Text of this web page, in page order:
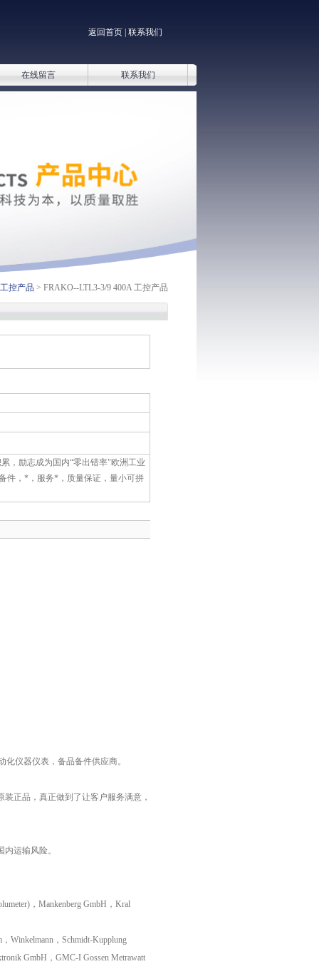
返回首页 联系我们
在线留言 联系我们
工控产品 > FRAKO--LTL3-3/9 400A 工控产品
，励志成为国内“零出错率"欧洲工业
件，*，服务*，质量保证，量小可拼
化仪器仪表，备品备件供应商。
正品，真正做到了让客户服务满意，
运输风险。
，Mankenberg GmbH，Kral
Winkelmann，Schmidt-Kupplung
GmbH，GMC-I Gossen Metrawatt